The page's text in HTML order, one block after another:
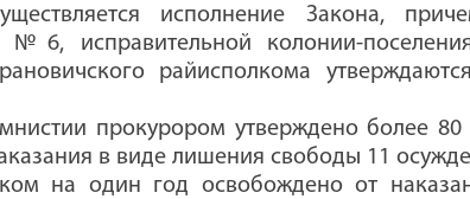
исполнение Закона,
№6, исправительной колонии-
райисполкома
прокурором утверждено более
в виде лишения свободы 11
на один год освобождено от